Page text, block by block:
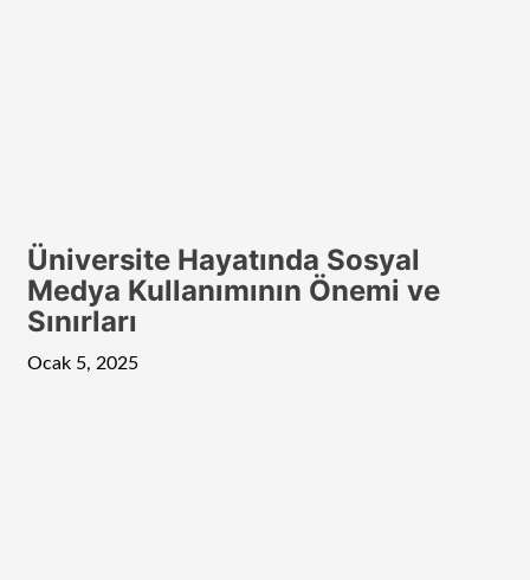
Üniversite Hayatında Sosyal
Medya Kullanımının Önemi ve
Sınırları
Ocak 5, 2025